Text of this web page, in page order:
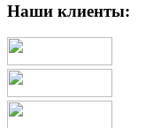
Наши клиенты: